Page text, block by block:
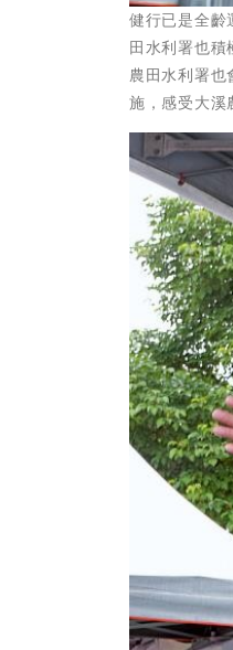
健行已是全齡
田水利署也
農田水利署
施，感受大溪